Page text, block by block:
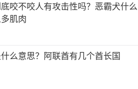
咬不咬人有攻击性吗？恶霸犬什么
肌肉
么意思？阿联酋有几个酋长国